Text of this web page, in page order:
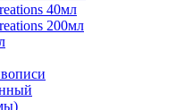
40мл
200мл